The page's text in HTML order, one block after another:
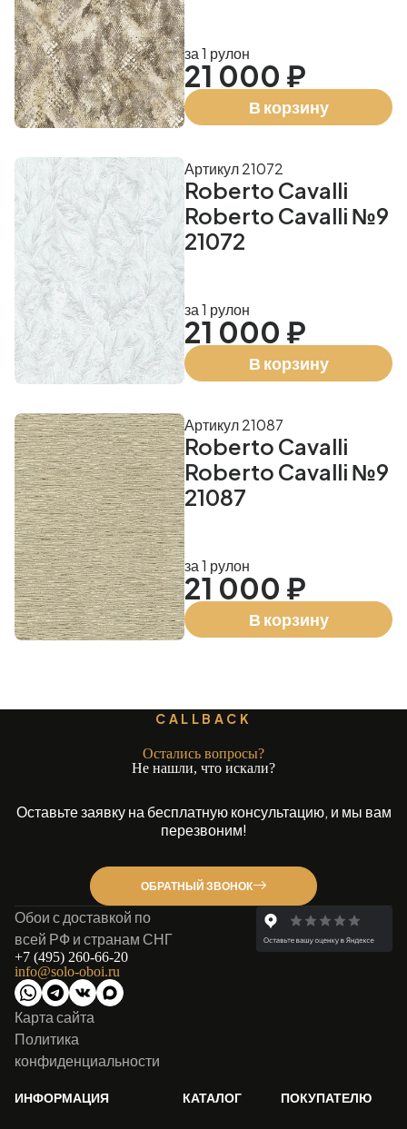
за 1 рулон
21 000 ₽
В корзину
Roberto Cavalli
Roberto Cavalli №9
21072
Артикул 21072
за 1 рулон
21 000 ₽
В корзину
Roberto Cavalli
Roberto Cavalli №9
21087
Артикул 21087
за 1 рулон
21 000 ₽
В корзину
CALLBACK
Остались вопросы?
Не нашли, что искали?
Оставьте заявку на бесплатную консультацию, и мы вам
перезвоним!
ОБРАТНЫЙ ЗВОНОК
Обои с доставкой по
всей РФ и странам СНГ
+7 (495) 260-66-20
info@solo-oboi.ru
Карта сайта
Политика
конфиденциальности
ИНФОРМАЦИЯ КАТАЛОГ ПОКУПАТЕЛЮ